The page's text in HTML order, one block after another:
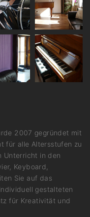
2007 gegründet mit
für alle Altersstufen zu
Unterricht in den
Keyboard,
Sie auf das
gestalteten
für Kreativität und